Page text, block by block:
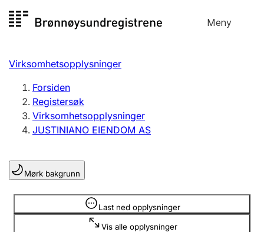
til
Meny
Registersøk
Aksjeselskap
Enkeltpersonforetak
Registrere, endre, slette
Lag og forening
Registrere, endre, slette
Virksomhetsopplysninger
Forsiden
Registersøk
Virksomhetsopplysninger
JUSTINIANO EIENDOM AS
Mørk bakgrunn
Last ned opplysninger
Vis alle opplysninger
Opplysninger er skjult